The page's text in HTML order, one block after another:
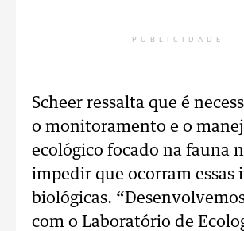
PUBLICIDADE
Scheer ressalta que é
o monitoramento e o
ecológico focado na fauna
impedir que ocorram essas
biológicas.
com o Laboratório de